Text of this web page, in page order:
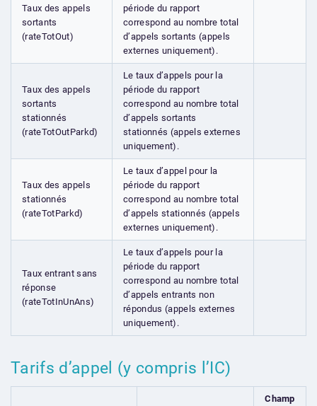
Taux des appels
sortants
(rateTotOut)
période du rapport
correspond au nombre total
d’appels sortants (appels
externes uniquement).
Taux des appels
sortants
stationnés
(rateTotOutParkd)
Le taux d’appels pour la
période du rapport
correspond au nombre total
d’appels sortants
stationnés (appels externes
uniquement).
Taux des appels
stationnés
(rateTotParkd)
Le taux d’appel pour la
période du rapport
correspond au nombre total
d’appels stationnés (appels
externes uniquement).
Taux entrant sans
réponse
(rateTotInUnAns)
Le taux d’appels pour la
période du rapport
correspond au nombre total
d’appels entrants non
répondus (appels externes
uniquement).
Tarifs d’appel (y compris l’IC)
Champ